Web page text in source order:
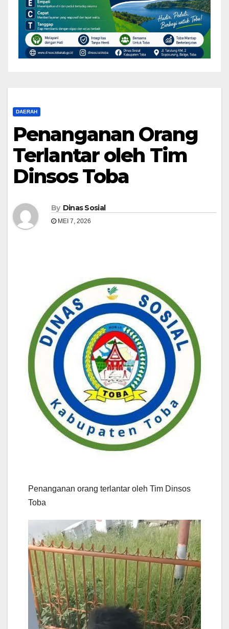
DAERAH
Penanganan Orang
Terlantar oleh Tim
Dinsos Toba
By Dinas Sosial
MEI 7, 2026
Penanganan orang terlantar oleh Tim Dinsos
Toba